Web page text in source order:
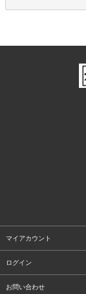
マイアカウント
ログイン
お問い合わせ